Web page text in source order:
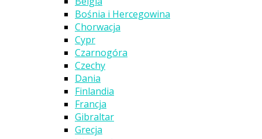
Bośnia i Hercegowina
Chorwacja
Cypr
Czarnogóra
Czechy
Dania
Finlandia
Francja
Gibraltar
Grecja